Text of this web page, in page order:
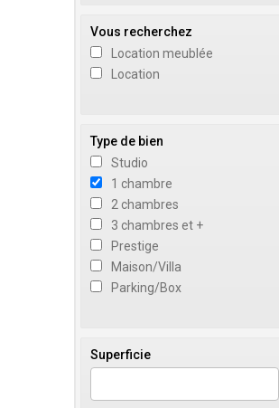
Vous recherchez
Location meublée
Location
Type de bien
Studio
1 chambre
2 chambres
3 chambres et +
Prestige
Maison/Villa
Parking/Box
Superficie